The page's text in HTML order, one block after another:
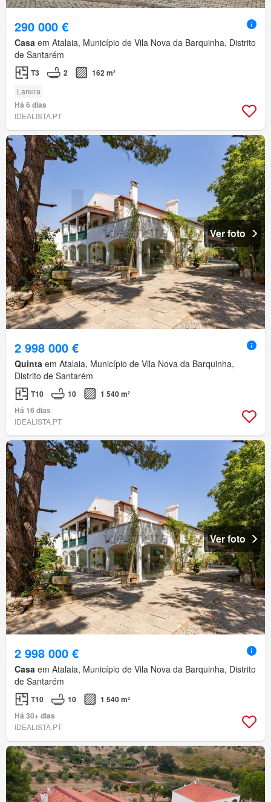
290 000 €
Casa em Atalaia, Município de Vila Nova da Barquinha, Distrito
de Santarém
T3 2 162 m²
Lareira
Há 6 dias
IDEALISTA.PT
Ver foto
2 998 000 €
Quinta em Atalaia, Município de Vila Nova da Barquinha,
Distrito de Santarém
T10 10
1 540 m²
Há 16 dias
IDEALISTA.PT
Ver foto
2 998 000 €
Casa em Atalaia, Município de Vila Nova da Barquinha, Distrito
de Santarém
T10 10
1 540 m²
Há 30+ dias
IDEALISTA.PT